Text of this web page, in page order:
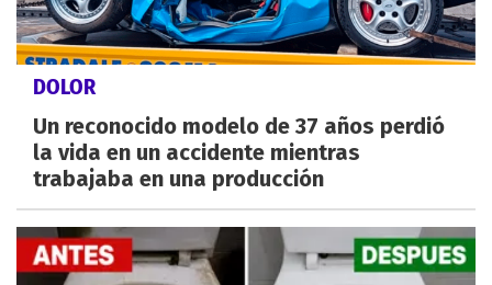
DOLOR
Un reconocido modelo de 37 años perdió
la vida en un accidente mientras
trabajaba en una producción